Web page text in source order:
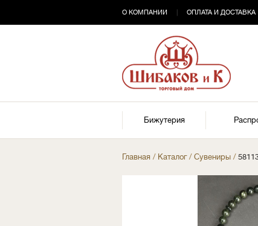
О КОМПАНИИ ОПЛАТА И ДОСТАВКА
Бижутерия
Главная / Каталог/ Сувениры /